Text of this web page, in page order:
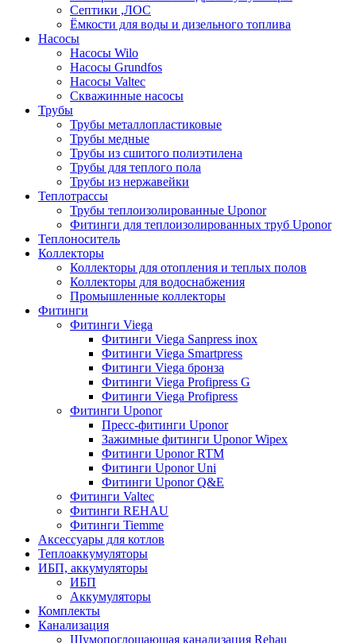
Септики ,ЛОС
Ёмкости для воды и дизельного топлива
Насосы
Насосы Wilo
Насосы Grundfos
Насосы Valtec
Скважинные насосы
Трубы
Трубы металлопластиковые
Трубы медные
Трубы из сшитого полиэтилена
Трубы для теплого пола
Трубы из нержавейки
Теплотрассы
Трубы теплоизолированные Uponor
Фитинги для теплоизолированных труб Uponor
Теплоноситель
Коллекторы
Коллекторы для отопления и теплых полов
Коллекторы для водоснабжения
Промышленные коллекторы
Фитинги
Фитинги Viega
Фитинги Viega Sanpress inox
Фитинги Viega Smartpress
Фитинги Viega бронза
Фитинги Viega Profipress G
Фитинги Viega Profipress
Фитинги Uponor
Пресс-фитинги Uponor
Зажимные фитинги Uponor Wipex
Фитинги Uponor RTM
Фитинги Uponor Uni
Фитинги Uponor Q&E
Фитинги Valtec
Фитинги REHAU
Фитинги Tiemme
Аксессуары для котлов
Теплоаккумуляторы
ИБП, аккумуляторы
ИБП
Аккумуляторы
Комплекты
Канализация
Шумопоглощающая канализация Rehau